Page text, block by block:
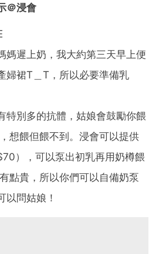
＠浸會
媽遲上奶，我大約第三天早上便
婦裙T＿T，所以必要準備乳
特別多的抗體，姑娘會鼓勵你餵
想餵但餵不到。浸會可以提供
），可以泵出初乳再用奶樽餵
點貴，所以你們可以自備奶泵
以問姑娘！